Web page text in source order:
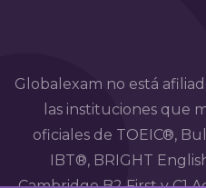
Globalexam no está
las instituciones que
oficiales de TOEIC®,
IBT®, BRIGHT